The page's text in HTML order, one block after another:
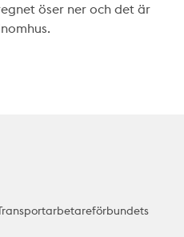
öser ner och det är